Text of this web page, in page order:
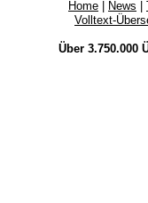
Home News
Volltext-
Über 3.750.000